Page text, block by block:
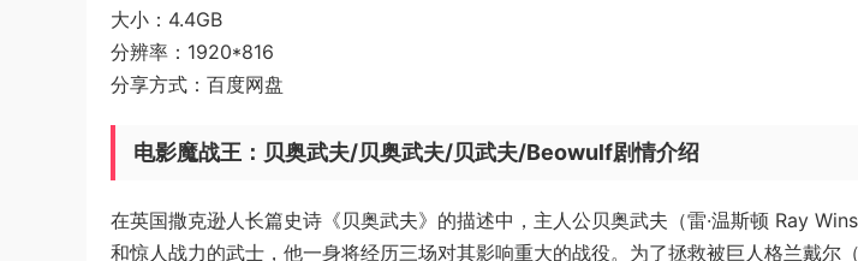
大小：4.4GB
分辨率：1920*816
分享方式：百度网盘
电影魔战王：贝奥武夫/贝奥武夫/贝武夫/Beowulf剧情介绍
在英国撒克逊人长篇史诗《贝奥武夫》的描述中，主人公贝奥武夫（雷·温斯顿 Ray
和惊人战力的武士，他一身将经历三场对其影响重大的战役。为了拯救被巨人格兰戴尔